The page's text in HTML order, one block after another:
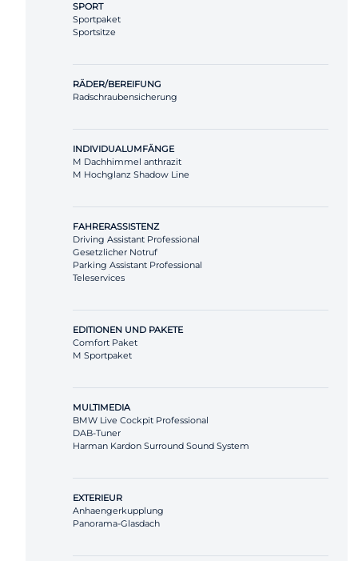
SPORT
Sportpaket
Sportsitze
RÄDER/BEREIFUNG
Radschraubensicherung
INDIVIDUALUMFÄNGE
M Dachhimmel anthrazit
M Hochglanz Shadow Line
FAHRERASSISTENZ
Driving Assistant Professional
Gesetzlicher Notruf
Parking Assistant Professional
Teleservices
EDITIONEN UND PAKETE
Comfort Paket
M Sportpaket
MULTIMEDIA
BMW Live Cockpit Professional
DAB-Tuner
Harman Kardon Surround Sound System
EXTERIEUR
Anhaengerkupplung
Panorama-Glasdach